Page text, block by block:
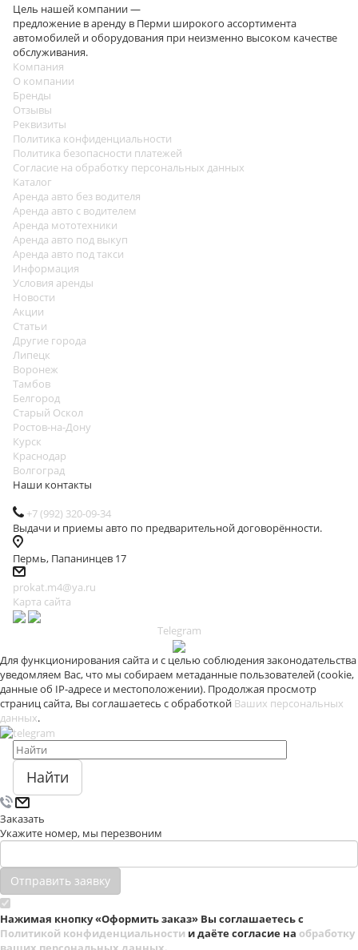
Цель нашей компании —
предложение в аренду в Перми широкого ассортимента
автомобилей и оборудования при неизменно высоком качестве
обслуживания.
Компания
О компании
Бренды
Отзывы
Реквизиты
Политика конфиденциальности
Политика безопасности платежей
Согласие на обработку персональных данных
Каталог
Аренда авто без водителя
Аренда авто с водителем
Аренда мототехники
Аренда авто под выкуп
Аренда авто под такси
Информация
Условия аренды
Новости
Акции
Статьи
Другие города
Липецк
Воронеж
Тамбов
Белгород
Старый Оскол
Ростов-на-Дону
Курск
Краснодар
Волгоград
Наши контакты
+7 (992) 320-09-34
Выдачи и приемы авто по предварительной договорённости.
Пермь, Папанинцев 17
prokat.m4@ya.ru
Карта сайта
Telegram
Для функционирования сайта и с целью соблюдения законодательства
уведомляем Вас, что мы собираем метаданные пользователей (cookie,
данные об IP-адресе и местоположении). Продолжая просмотр
страниц сайта, Вы соглашаетесь с обработкой Ваших персональных
данных.
Найти
Заказать
Укажите номер, мы перезвоним
Отправить заявку
Нажимая кнопку «Оформить заказ» Вы соглашаетесь с
Политикой конфиденциальности и даёте согласие на обработку